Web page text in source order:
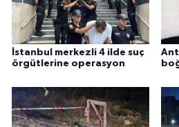
İstanbul merkezli 4 ilde suç
örgütlerine operasyon